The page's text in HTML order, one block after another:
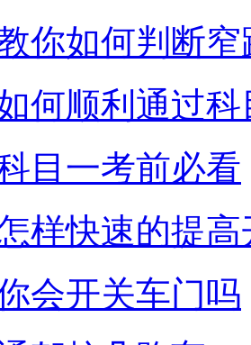
你如何判断
何顺利通过
目一考前必看
样快速的提
会开关车门吗